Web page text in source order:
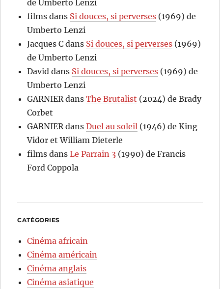
de Umberto Lenzi
films dans Si douces, si perverses (1969) de
Umberto Lenzi
Jacques C dans Si douces, si perverses (1969)
de Umberto Lenzi
David dans Si douces, si perverses (1969) de
Umberto Lenzi
GARNIER dansThe Brutalist (2024) de Brady
Corbet
GARNIER dansDuel au soleil (1946) de King
Vidor et William Dieterle
films dansLe Parrain 3 (1990) de Francis
Ford Coppola
CATÉGORIES
Cinéma africain
Cinéma américain
Cinéma anglais
Cinéma asiatique